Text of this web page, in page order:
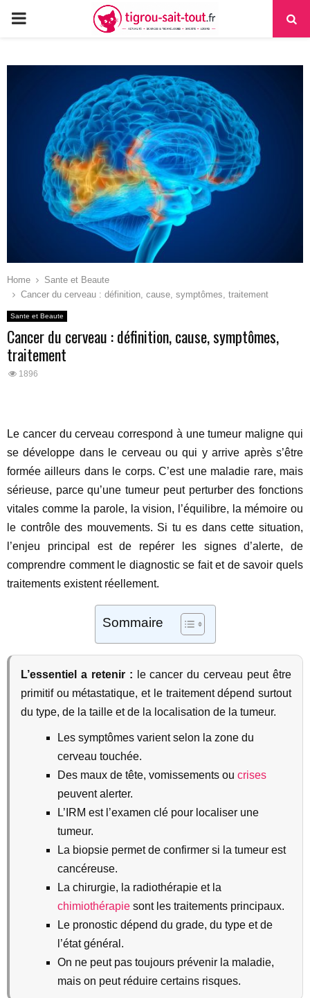
PRIMARY
Home
Sante et Beaute
Cancer du cerveau : définition, cause, symptômes, traitement
Sante et Beaute
Cancer du cerveau : définition, cause, symptômes,
traitement
1896
Le cancer du cerveau correspond à une tumeur maligne qui
se développe dans le cerveau ou qui y arrive après s’être
formée ailleurs dans le corps. C’est une maladie rare, mais
sérieuse, parce qu’une tumeur peut perturber des fonctions
vitales comme la parole, la vision, l’équilibre, la mémoire ou
le contrôle des mouvements. Si tu es dans cette situation,
l’enjeu principal est de repérer les signes d’alerte, de
comprendre comment le diagnostic se fait et de savoir quels
traitements existent réellement.
Sommaire
L’essentiel a retenir : le cancer du cerveau peut être
primitif ou métastatique, et le traitement dépend surtout
du type, de la taille et de la localisation de la tumeur.
Les symptômes varient selon la zone du
cerveau touchée.
Des maux de tête, vomissements ou crises
peuvent alerter.
L’IRM est l’examen clé pour localiser une
tumeur.
La biopsie permet de confirmer si la tumeur est
cancéreuse.
La chirurgie, la radiothérapie et la
chimiothérapie sont les traitements principaux.
Le pronostic dépend du grade, du type et de
l’état général.
On ne peut pas toujours prévenir la maladie,
mais on peut réduire certains risques.